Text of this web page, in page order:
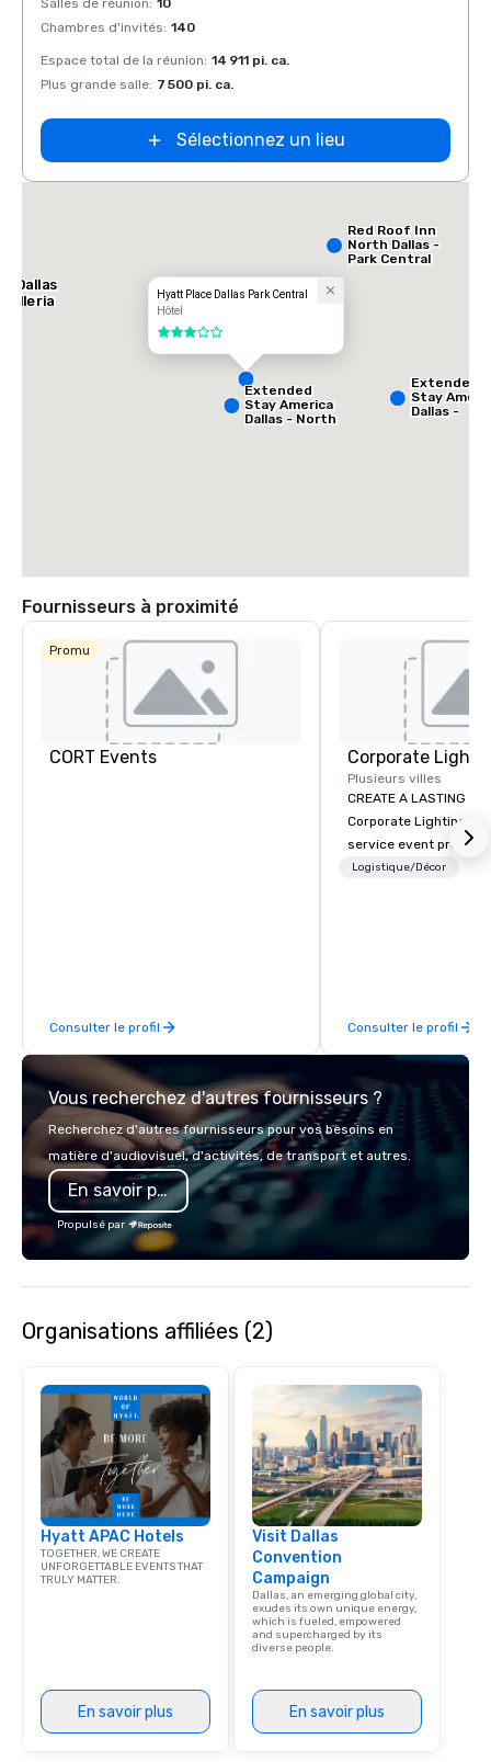
Salles de réunion: 10
Chambres d'invités: 140
Espace total de la réunion: 14 911 pi. ca.
Plus grande salle: 7 500 pi. ca.
Sélectionnez un lieu
Hyatt Place Dallas Park Central
Hôtel
3 sur 5
Dallas
La Quinta Inn
Extended
Stay America
Dallas - North
Red Roof Inn
North Dallas -
Park Central
Extended
Stay
Dallas -
Fournisseurs à proximité
Promu
CORT Events
Consulter le profil
Plusieurs villes
CREATE A LASTING
Corporate Lighting
service event
specializing in
Logistique/Décor
Consulter le profil
Vous recherchez d'autres fournisseurs ?
Recherchez d'autres fournisseurs pour vos besoins en
matière d'audiovisuel, d'activités, de transport et autres.
En savoir plus
Propulsé par
Organisations affiliées (2)
Hyatt APAC Hotels
TOGETHER, WE CREATE
UNFORGETTABLE EVENTS THAT
TRULY MATTER.
En savoir plus
Visit Dallas
Convention
Campaign
Dallas, an emerging global city,
exudes its own unique energy,
which is fueled, empowered
and supercharged by its
diverse people.
En savoir plus